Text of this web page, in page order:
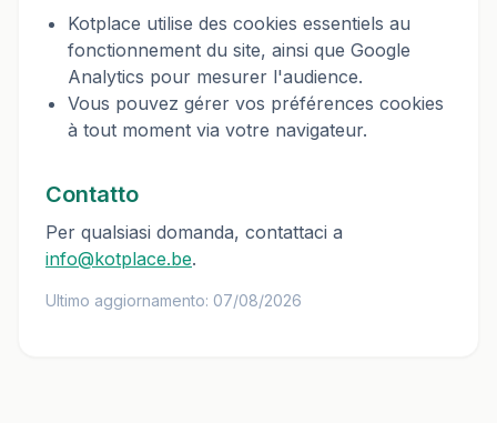
Kotplace utilise des cookies essentiels au
fonctionnement du site, ainsi que Google
Analytics pour mesurer l'audience.
Vous pouvez gérer vos préférences cookies
à tout moment via votre navigateur.
Contatto
Per qualsiasi domanda, contattaci a
info@kotplace.be.
Ultimo aggiornamento: 07/08/2026